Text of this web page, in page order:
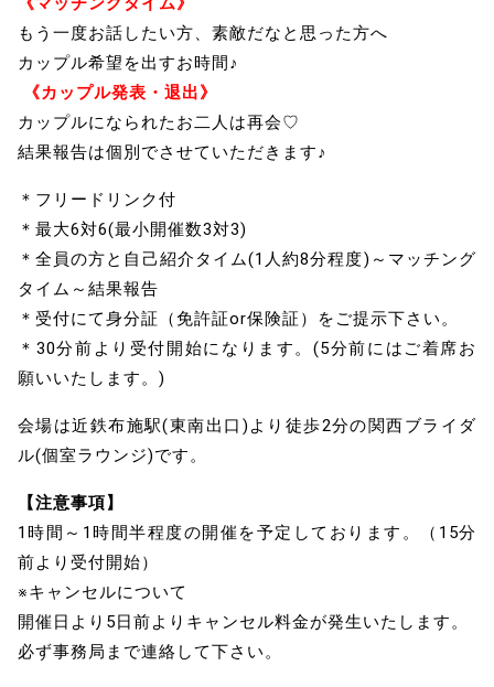
もう一度お話したい方、素敵だなと思った方へ
カップル希望を出すお時間♪
《カップル発表・退出》
カップルになられたお二人は再会♡
結果報告は個別でさせていただきます♪
＊フリードリンク付
＊最大6対6(最小開催数3対3)
＊全員の方と自己紹介タイム(1人約8分程度)～マッチング
タイム～結果報告
＊受付にて身分証（免許証or保険証）をご提示下さい。
＊30分前より受付開始になります。(5分前にはご着席お
願いいたします。)
会場は近鉄布施駅(東南出口)より徒歩2分の関西ブライダ
ル(個室ラウンジ)です。
【注意事項】
1時間～1時間半程度の開催を予定しております。（15分
前より受付開始）
※キャンセルについて
開催日より5日前よりキャンセル料金が発生いたします。
必ず事務局まで連絡して下さい。